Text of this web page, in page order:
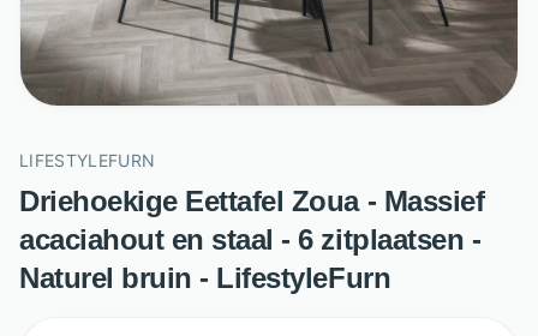
LIFESTYLEFURN
Driehoekige Eettafel Zoua - Massief
acaciahout en staal - 6 zitplaatsen -
Naturel bruin - LifestyleFurn